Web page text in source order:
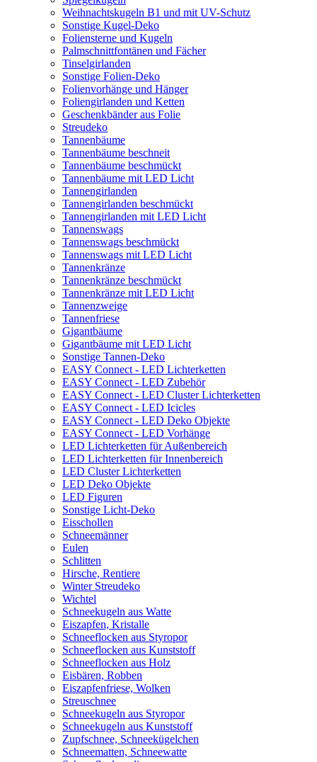
Weihnachtskugeln B1 und mit UV-Schutz
Sonstige Kugel-Deko
Foliensterne und Kugeln
Palmschnittfontänen und Fächer
Tinselgirlanden
Sonstige Folien-Deko
Folienvorhänge und Hänger
Foliengirlanden und Ketten
Geschenkbänder aus Folie
Streudeko
Tannenbäume
Tannenbäume beschneit
Tannenbäume beschmückt
Tannenbäume mit LED Licht
Tannengirlanden
Tannengirlanden beschmückt
Tannengirlanden mit LED Licht
Tannenswags
Tannenswags beschmückt
Tannenswags mit LED Licht
Tannenkränze
Tannenkränze beschmückt
Tannenkränze mit LED Licht
Tannenzweige
Tannenfriese
Gigantbäume
Gigantbäume mit LED Licht
Sonstige Tannen-Deko
EASY Connect - LED Lichterketten
EASY Connect - LED Zubehör
EASY Connect - LED Cluster Lichterketten
EASY Connect - LED Icicles
EASY Connect - LED Deko Objekte
EASY Connect - LED Vorhänge
LED Lichterketten für Außenbereich
LED Lichterketten für Innenbereich
LED Cluster Lichterketten
LED Deko Objekte
LED Figuren
Sonstige Licht-Deko
Eisschollen
Schneemänner
Eulen
Schlitten
Hirsche, Rentiere
Winter Streudeko
Wichtel
Schneekugeln aus Watte
Eiszapfen, Kristalle
Schneeflocken aus Styropor
Schneeflocken aus Kunststoff
Schneeflocken aus Holz
Eisbären, Robben
Eiszapfenfriese, Wolken
Streuschnee
Schneekugeln aus Styropor
Schneekugeln aus Kunststoff
Zupfschnee, Schneekügelchen
Schneematten, Schneewatte